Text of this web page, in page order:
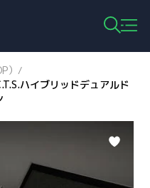
） /
ハイブリッドデュアルド